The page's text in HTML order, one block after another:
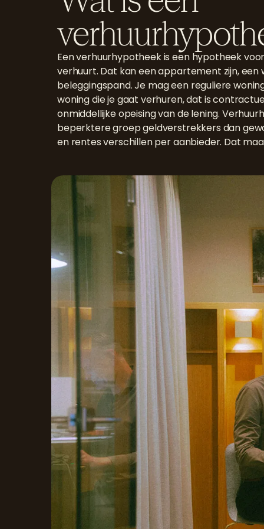
Een verhuurhypotheek is een hypotheek
verhuurt. Dat kan een appartement zijn, een
beleggingspand. Je mag een reguliere
woning die je gaat verhuren, dat is
onmiddellijke opeising van de lening.
beperktere groep geldverstrekkers dan
en rentes verschillen per aanbieder. Dat